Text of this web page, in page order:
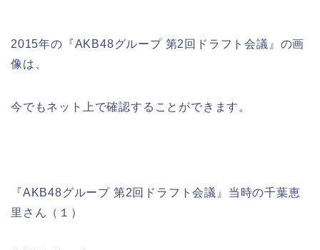
2015年の『AKB48グループ 第2回ドラフト会議』の画
像は、
今でもネット上で確認することができます。
『AKB48グループ 第2回ドラフト会議』当時の千葉恵
里さん（１）